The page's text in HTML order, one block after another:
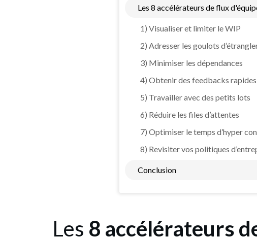
Les 8 accélérateurs de flux
1) Visualiser et limiter le WIP
2) Adresser les goulots
3) Minimiser les dépendances
4) Obtenir des feedbacks rapides
5) Travailler avec des petits lots
6) Réduire les files d’attentes
7) Optimiser le temps d’hyper
8) Revisiter vos politiques
Conclusion
Les 8 accélérateurs